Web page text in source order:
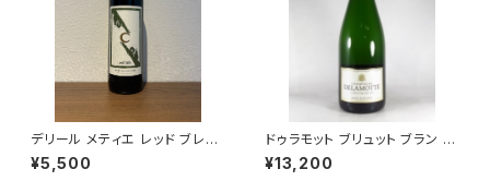
デリール メティエ レッド ブレン
ド 2022 デリール・セラーズ 赤
ワイン 750ml
¥5,500
ドゥラモット ブリュット ブラン ド
ブラン NV 750ml シャンパーニ
ュ フランス シャルドネ100％
¥13,200